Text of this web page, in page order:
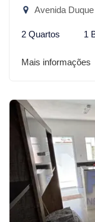
Avenida
2 Quartos 1
Mais informações